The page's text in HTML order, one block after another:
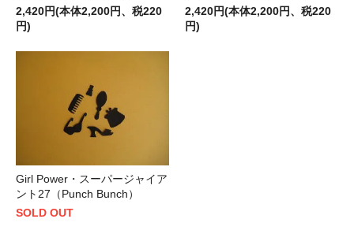
2,420円(本体2,200円、税220
円)
2,420円(本体2,200円、税220
円)
Girl Power・スーパージャイア
ント27（Punch Bunch）
SOLD OUT